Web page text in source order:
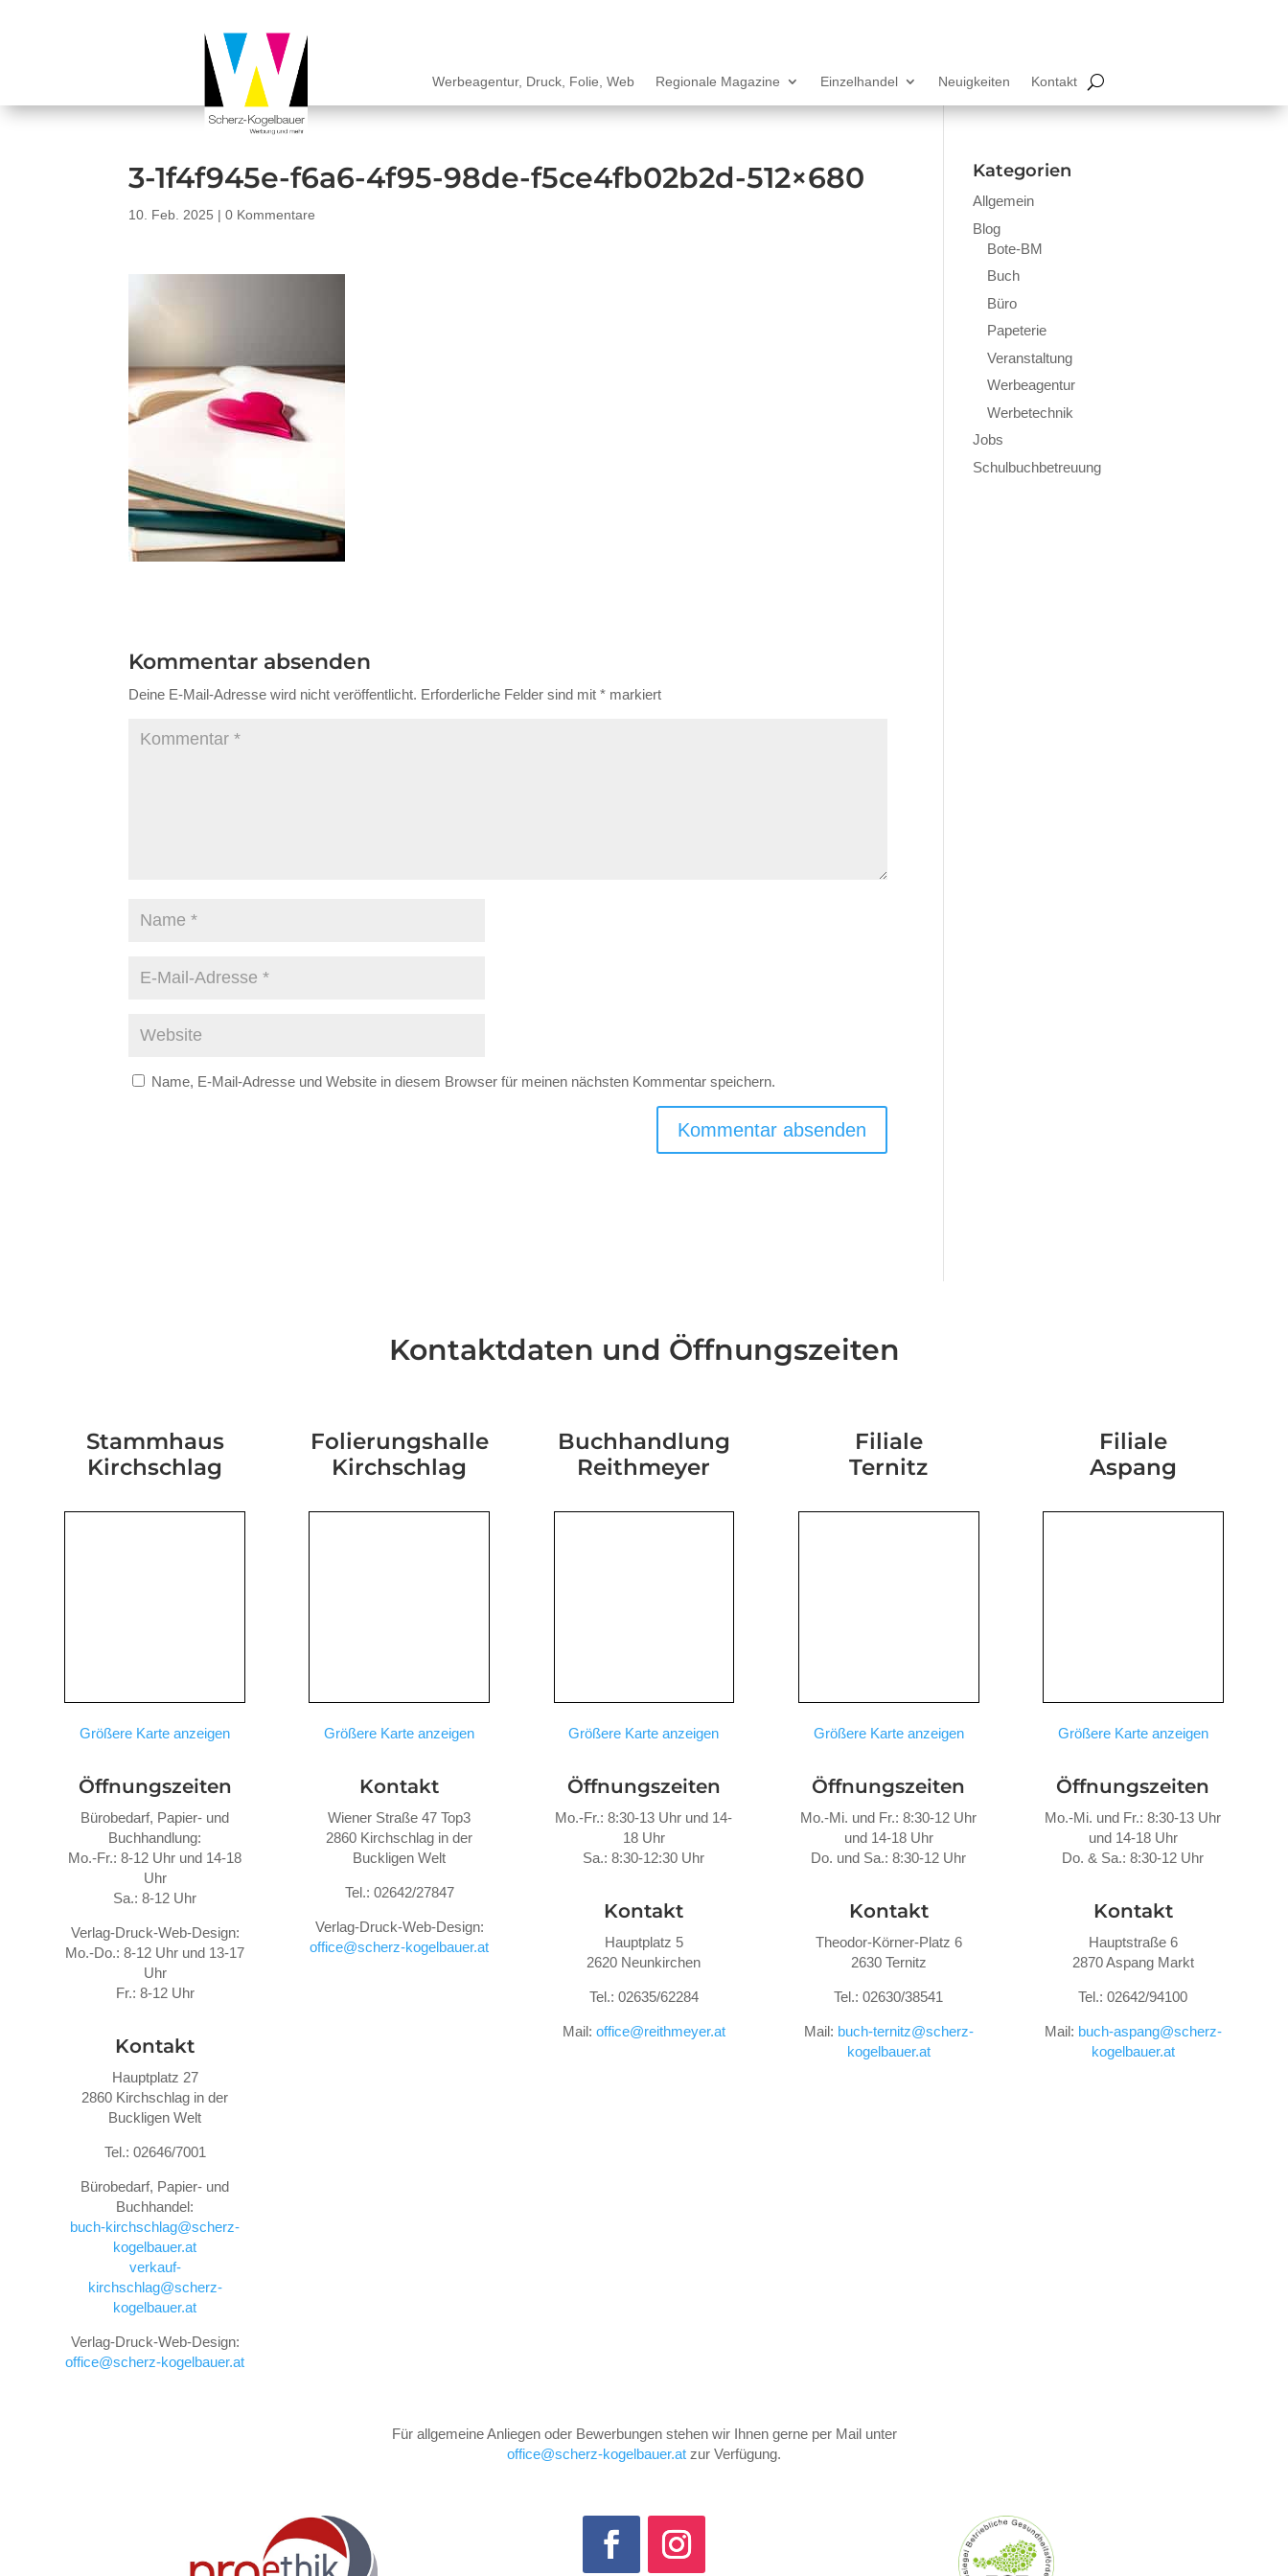
Werbeagentur, Druck, Folie, Web Regionale Magazine Einzelhandel Neuigkeiten Kontakt
3-1f4f945e-f6a6-4f95-98de-f5ce4fb02b2d-512×680
10. Feb. 2025 |0 Kommentare
Kommentar absenden
Deine E-Mail-Adresse wird nicht veröffentlicht. Erforderliche Felder sind mit* markiert
Name, E-Mail-Adresse und Website in diesem Browser für meinen nächsten Kommentar speichern.
Kategorien
Allgemein
Blog
Bote-BM
Buch
Büro
Papeterie
Veranstaltung
Werbeagentur
Werbetechnik
Jobs
Schulbuchbetreuung
Kontaktdaten und Öffnungszeiten
Stammhaus
Kirchschlag
Größere Karte anzeigen
Öffnungszeiten
Bürobedarf, Papier- und
Buchhandlung:
Mo.-Fr.: 8-12 Uhr und 14-18
Uhr
Sa.: 8-12 Uhr
Verlag-Druck-Web-Design:
Mo.-Do.: 8-12 Uhr und 13-17
Uhr
Fr.: 8-12 Uhr
Kontakt
Hauptplatz 27
2860 Kirchschlag in der
Buckligen Welt
Tel.: 02646/7001
Bürobedarf, Papier- und
Buchhandel:
buch-kirchschlag@scherz-
kogelbauer.at
verkauf-
kirchschlag@scherz-
kogelbauer.at
Verlag-Druck-Web-Design:
office@scherz-kogelbauer.at
Folierungshalle
Kirchschlag
Größere Karte anzeigen
Kontakt
Wiener Straße 47 Top3
2860 Kirchschlag in der
Buckligen Welt
Tel.: 02642/27847
Verlag-Druck-Web-Design:
office@scherz-kogelbauer.at
Buchhandlung
Reithmeyer
Größere Karte anzeigen
Öffnungszeiten
Mo.-Fr.: 8:30-13 Uhr und 14-
18 Uhr
Sa.: 8:30-12:30 Uhr
Kontakt
Hauptplatz 5
2620 Neunkirchen
Tel.: 02635/62284
Mail: office@reithmeyer.at
Filiale
Ternitz
Größere Karte anzeigen
Öffnungszeiten
Mo.-Mi. und Fr.: 8:30-12 Uhr
und 14-18 Uhr
Do. und Sa.: 8:30-12 Uhr
Kontakt
Theodor-Körner-Platz 6
2630 Ternitz
Tel.: 02630/38541
Mail: buch-ternitz@scherz-
kogelbauer.at
Filiale
Aspang
Größere Karte anzeigen
Öffnungszeiten
Mo.-Mi. und Fr.: 8:30-13 Uhr
und 14-18 Uhr
Do. & Sa.: 8:30-12 Uhr
Kontakt
Hauptstraße 6
2870 Aspang Markt
Tel.: 02642/94100
Mail: buch-aspang@scherz-
kogelbauer.at
Für allgemeine Anliegen oder Bewerbungen stehen wir Ihnen gerne per Mail unter
office@scherz-kogelbauer.at zur Verfügung.